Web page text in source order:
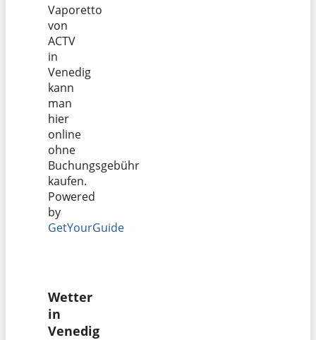
Vaporetto
von
ACTV
in
Venedig
kann
man
hier
online
ohne
Buchungsgebühr
kaufen.
Powered
by
GetYourGuide
Wetter
in
Venedig